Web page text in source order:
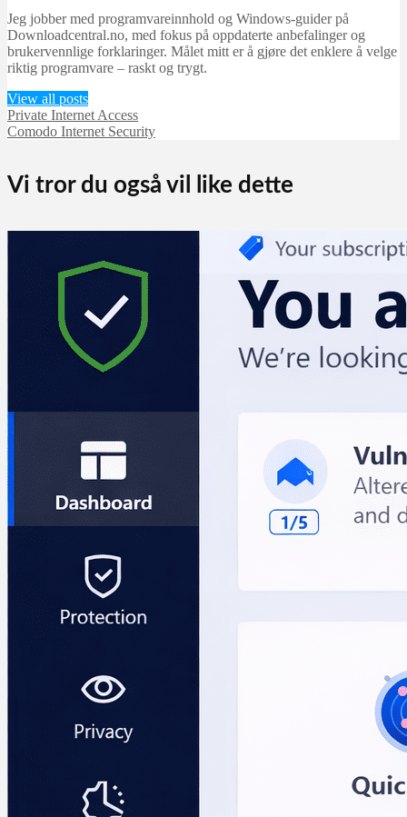
Jeg jobber med programvareinnhold og Windows-guider på
Downloadcentral.no, med fokus på oppdaterte anbefalinger og
brukervennlige forklaringer. Målet mitt er å gjøre det enklere å velge
riktig programvare – raskt og trygt.
View all posts
Private Internet Access
Comodo Internet Security
Vi tror du også vil like dette